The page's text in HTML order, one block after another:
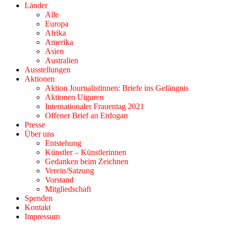
Länder
Alle
Europa
Afrika
Amerika
Asien
Australien
Ausstellungen
Aktionen
Aktion Journalistinnen: Briefe ins Gefängnis
Aktionen Uiguren
Internationaler Frauentag 2021
Offener Brief an Erdogan
Presse
Über uns
Entstehung
Künstler – Künstlerinnen
Gedanken beim Zeichnen
Verein/Satzung
Vorstand
Mitgliedschaft
Spenden
Kontakt
Impressum